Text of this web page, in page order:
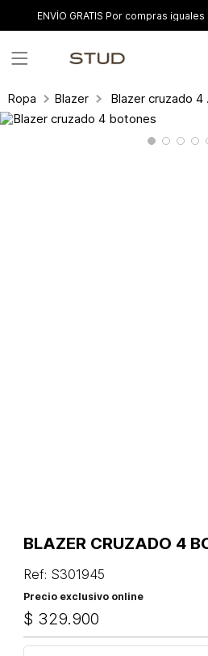
ENVÍO GRATIS Por compras
Ropa Blazer
BLAZER CRUZADO 4
Ref: S301945
Precio exclusivo online
$ 329.900